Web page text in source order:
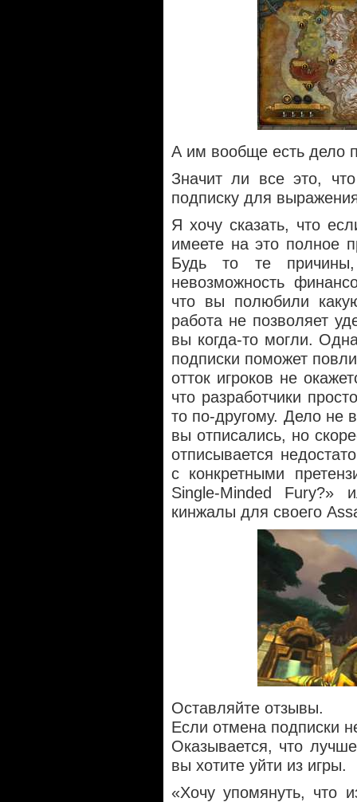
А им вообще есть дело
Значит ли все это,
подписку для
Я хочу сказать, что
имеете на это полное
Будь то те
невозможность
что вы полюбили
работа не позволяет
вы когда-то могли.
подписки поможет
отток игроков не
что разработчики
то по-другому. Дело не
вы отписались, но
отписывается
с конкретными
Single-Minded Fury?»
кинжалы для своего
Оставляйте отзывы.
Если отмена подписки
Оказывается, что
вы хотите уйти из игры.
«Хочу упомянуть, что